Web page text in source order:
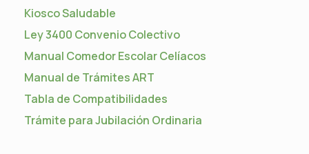
Kiosco Saludable
Ley 3400 Convenio Colectivo
Manual Comedor Escolar Celíacos
Manual de Trámites ART
Tabla de Compatibilidades
Trámite para Jubilación Ordinaria